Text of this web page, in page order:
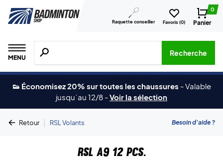
Raquette conseiller Favoris (0)
0
Panier
MENU
Recherche de produits, de marques, etc.
Recherche
👟 Économisez 20% sur toutes les chaussures -Valable
jusqu´au 12/8 -Voir la sélection
Retour | RSL Volants Besoin d'aide ?
RSL A9 12 pcs.